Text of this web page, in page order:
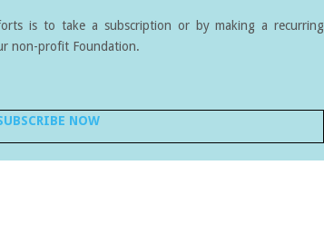
is to take a subscription or by making a recurring
non-profit Foundation.
NOW